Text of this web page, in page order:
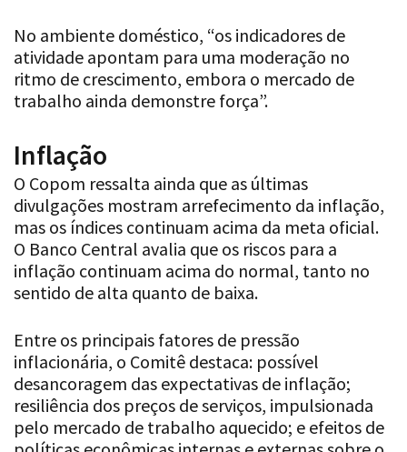
No ambiente doméstico, “os indicadores de
atividade apontam para uma moderação no
ritmo de crescimento, embora o mercado de
trabalho ainda demonstre força”.
Inflação
O Copom ressalta ainda que as últimas
divulgações mostram arrefecimento da inflação,
mas os índices continuam acima da meta oficial.
O Banco Central avalia que os riscos para a
inflação continuam acima do normal, tanto no
sentido de alta quanto de baixa.
Entre os principais fatores de pressão
inflacionária, o Comitê destaca: possível
desancoragem das expectativas de inflação;
resiliência dos preços de serviços, impulsionada
pelo mercado de trabalho aquecido; e efeitos de